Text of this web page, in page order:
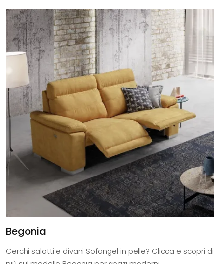
Begonia
Cerchi salotti e divani Sofangel in pelle? Clicca e scopri di